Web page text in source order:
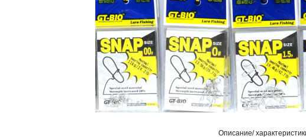
Описание/